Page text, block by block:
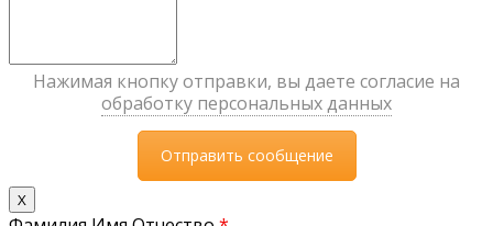
Нажимая кнопку отправки, вы даете согласие на
обработку персональных данных
X